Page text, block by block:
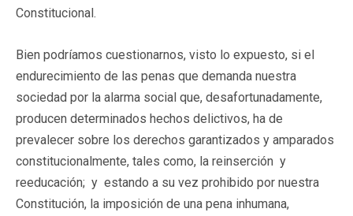
Constitucional.
Bien podríamos cuestionarnos, visto lo expuesto, si el
endurecimiento de las penas que demanda nuestra
sociedad por la alarma social que, desafortunadamente,
producen determinados hechos delictivos, ha de
prevalecer sobre los derechos garantizados y amparados
constitucionalmente, tales como, la reinserción y
reeducación; y estando a su vez prohibido por nuestra
Constitución, la imposición de una pena inhumana,